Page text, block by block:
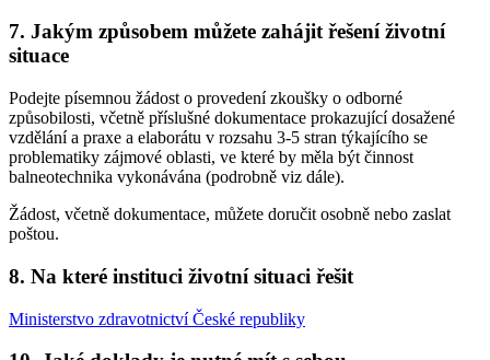
7. Jakým způsobem můžete zahájit řešení životní
situace
Podejte písemnou žádost o provedení zkoušky o odborné
způsobilosti, včetně příslušné dokumentace prokazující dosažené
vzdělání a praxe a elaborátu v rozsahu 3-5 stran týkajícího se
problematiky zájmové oblasti, ve které by měla být činnost
balneotechnika vykonávána (podrobně viz dále).
Žádost, včetně dokumentace, můžete doručit osobně nebo zaslat
poštou.
8. Na které instituci životní situaci řešit
Ministerstvo zdravotnictví České republiky